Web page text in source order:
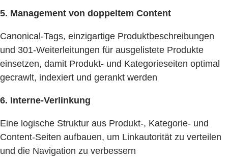
5. Management von doppeltem Content
Canonical-Tags, einzigartige Produktbeschreibungen
und 301-Weiterleitungen für ausgelistete Produkte
einsetzen, damit Produkt- und Kategorieseiten optimal
gecrawlt, indexiert und gerankt werden
6. Interne-Verlinkung
Eine logische Struktur aus Produkt-, Kategorie- und
Content-Seiten aufbauen, um Linkautorität zu verteilen
und die Navigation zu verbessern